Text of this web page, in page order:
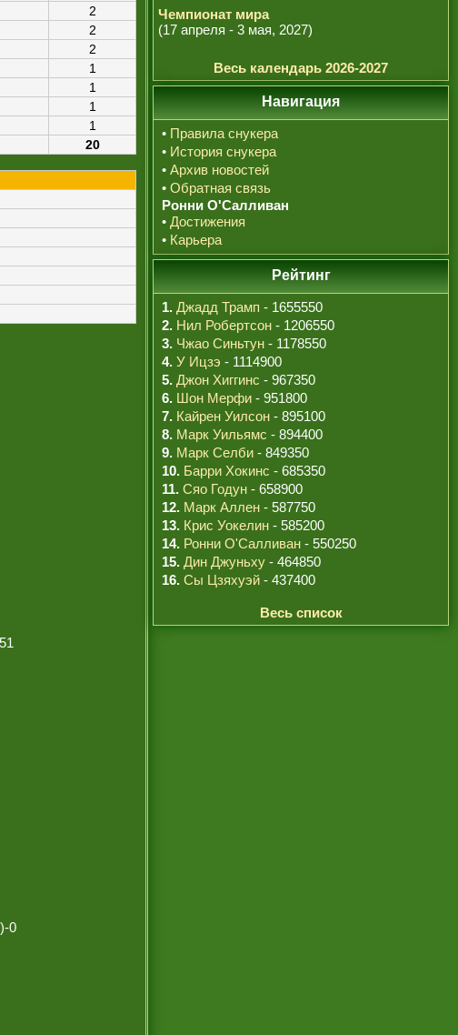
2
2
2
1
1
1
1
20
0
Чемпионат мира
(17 апреля - 3 мая, 2027)
Весь календарь 2026-2027
Навигация
• Правила снукера
• История снукера
• Архив новостей
• Обратная связь
Ронни О'Салливан
• Достижения
• Карьера
Рейтинг
1. Джадд Трамп - 1655550
2. Нил Робертсон - 1206550
3. Чжао Синьтун - 1178550
4. У Ицзэ - 1114900
5. Джон Хиггинс - 967350
6. Шон Мерфи - 951800
7. Кайрен Уилсон - 895100
8. Марк Уильямс - 894400
9. Марк Селби - 849350
10. Барри Хокинс - 685350
11. Сяо Годун - 658900
12. Марк Аллен - 587750
13. Крис Уокелин - 585200
14. Ронни О'Салливан - 550250
15. Дин Джуньху - 464850
16. Сы Цзяхуэй - 437400
Весь список